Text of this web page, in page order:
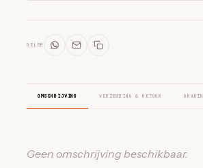
DELEN
OMSCHRIJVING VERZENDING & RETOUR
Geen omschrijving beschikbaar.